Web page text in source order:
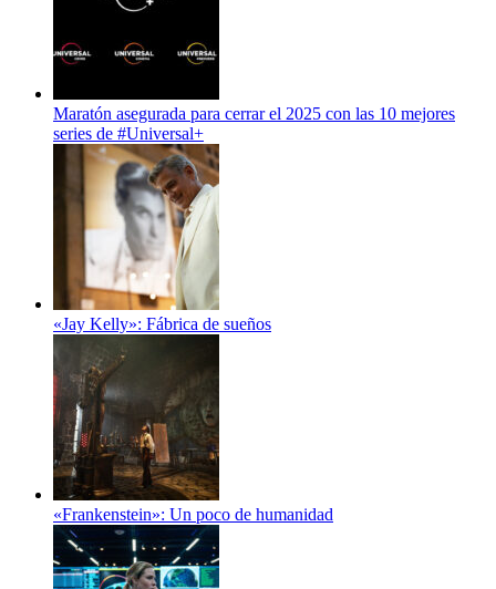
Maratón asegurada para cerrar el 2025 con las 10 mejores
series de #Universal+
«Jay Kelly»: Fábrica de sueños
«Frankenstein»: Un poco de humanidad